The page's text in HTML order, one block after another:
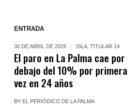
ENTRADA
30 DE ABRIL DE 2026 ISLA ,TITULAR 14
El paro en La Palma cae por
debajo del 10% por primera
vez en 24 años
BY EL PERIÓDICO DE LA PALMA